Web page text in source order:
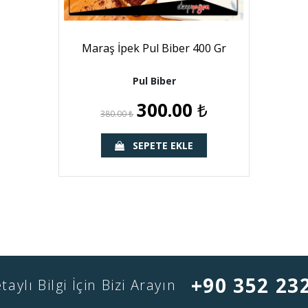
Maraş İpek Pul Biber 400 Gr
Pul Biber
380.00₺ 300.00 ₺
SEPETE EKLE
Bilgi İçin Bizi Arayın +90 352